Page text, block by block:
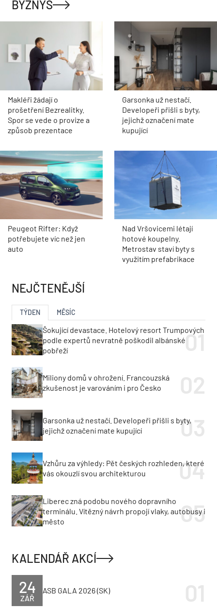
BYZNYS
Makléři žádají o
prošetření Bezrealitky.
Spor se vede o provize a
způsob prezentace
Garsonka už nestačí.
Developeři přišli s byty,
jejichž označení mate
kupující
Peugeot Rifter: Když
potřebujete víc než jen
auto
Nad Vršovicemi létají
hotové koupelny.
Metrostav staví byty s
využitím prefabrikace
NEJČTENĚJŠÍ
TÝDEN MĚSÍC
Šokující devastace. Hotelový resort Trumpových
podle expertů nevratně poškodil albánské
pobřeží
Miliony domů v ohrožení. Francouzská
zkušenost je varováním i pro Česko
Garsonka už nestačí. Developeři přišli s byty,
jejichž označení mate kupující
Vzhůru za výhledy: Pět českých rozhleden, které
vás okouzlí svou architekturou
Liberec zná podobu nového dopravního
terminálu. Vítězný návrh propojí vlaky, autobusy i
město
KALENDÁŘ AKCÍ
ZÁŘ
24 ASB GALA 2026 (SK)